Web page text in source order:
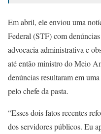
Em abril, ele enviou uma
Federal (STF) com
advocacia administrativa e
até então ministro do Meio
denúncias resultaram em
pelo chefe da pasta.
“Esses dois fatos recentes
dos servidores públicos. Eu